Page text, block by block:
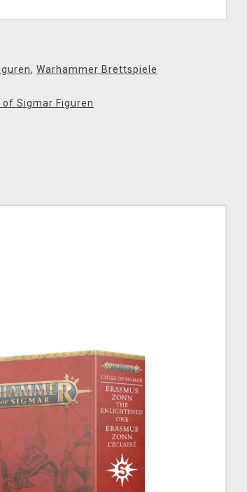
, Warhammer Brettspiele
of Sigmar Figuren